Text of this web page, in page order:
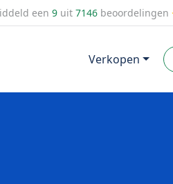
een9 uit7146 beoordelingen
Verkopen